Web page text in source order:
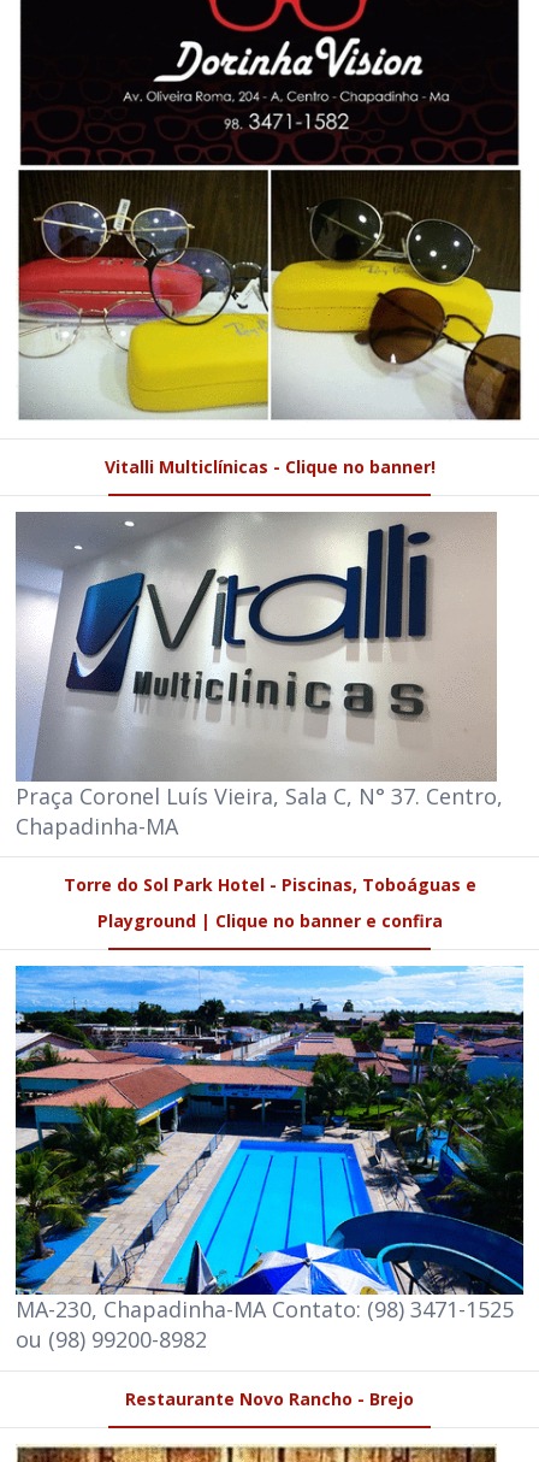
Vitalli Multiclínicas - Clique no banner!
Praça Coronel Luís Vieira, Sala C, N° 37. Centro,
Chapadinha-MA
Torre do Sol Park Hotel - Piscinas, Toboáguas e
Playground | Clique no banner e confira
MA-230, Chapadinha-MA Contato: (98) 3471-1525
ou (98) 99200-8982
Restaurante Novo Rancho - Brejo